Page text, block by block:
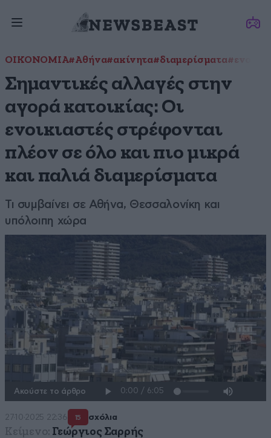
ΟΙΚΟΝΟΜΙΑ#Αθήνα#ακίνητα#διαμερίσματα
Σημαντικές αλλαγές στην
αγορά κατοικίας: Οι
ενοικιαστές στρέφονται
πλέον σε όλο και πιο μικρά
και παλιά διαμερίσματα
Τι συμβαίνει σε Αθήνα, Θεσσαλονίκη και
υπόλοιπη χώρα
Ακούστε το άρθρο
27·10·2025 22:36 15 σχόλια
Κείμενο: Γεώργιος Σαρρής